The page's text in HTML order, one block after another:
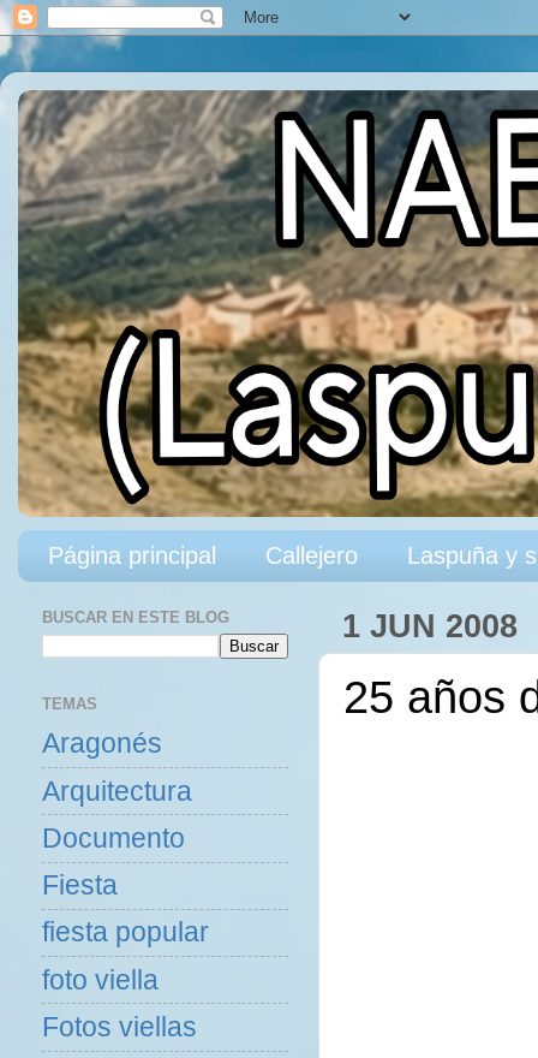
Página principal Callejero Laspuña y
1 JUN 2008
25 años
BUSCAR EN ESTE BLOG
TEMAS
Aragonés
Arquitectura
Documento
Fiesta
fiesta popular
foto viella
Fotos viellas